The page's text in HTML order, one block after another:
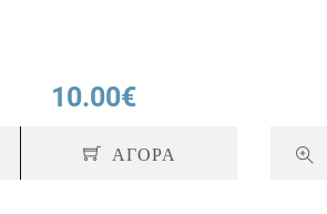
Πόντοι + 10
10.00€
ΑΓΟΡΑ